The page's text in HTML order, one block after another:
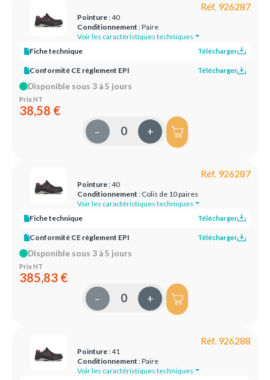
Réf. 926287
Pointure: 40
Conditionnement : Paire
Voir les caractéristiques techniques
Fiche technique
Télécharger
Conformité CE règlement EPI Télécharger
Disponible sous 3 à 5 jours
Prix HT
38,58 €
– +
Réf. 926287
Pointure: 40
Conditionnement : Colis de 10 paires
Voir les caractéristiques techniques
Fiche technique
Télécharger
Conformité CE règlement EPI Télécharger
Disponible sous 3 à 5 jours
Prix HT
385,83 €
– +
Réf. 926288
Pointure: 41
Conditionnement : Paire
Voir les caractéristiques techniques